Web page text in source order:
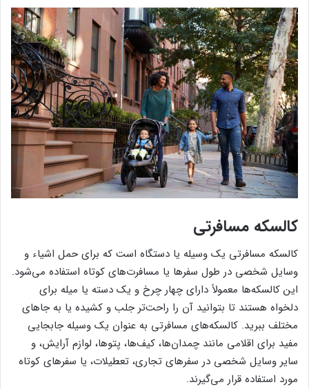
کالسکه مسافرتی
کالسکه مسافرتی یک وسیله یا دستگاه است که برای حمل اشیاء و
وسایل شخصی در طول سفرها یا مسافرت‌های کوتاه استفاده می‌شود.
این کالسکه‌ها معمولاً دارای چهار چرخ و یک دسته یا میله برای
دلخواه هستند تا بتوانید آن را راحت‌تر جلب و کشیده یا به جاهای
مختلف ببرید. کالسکه‌های مسافرتی به عنوان یک وسیله جابجایی
مفید برای اقلامی مانند چمدان‌ها، کیف‌ها، پتوها، لوازم آرایش، و
سایر وسایل شخصی در سفرهای تجاری، تعطیلات، یا سفرهای کوتاه
مورد استفاده قرار می‌گیرند.